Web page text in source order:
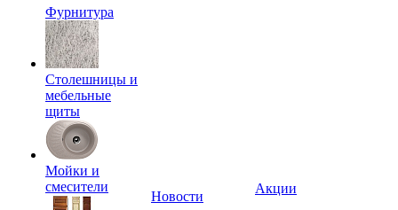
Фурнитура
Столешницы и
мебельные
щиты
Мойки и
смесители
Новости
Акции